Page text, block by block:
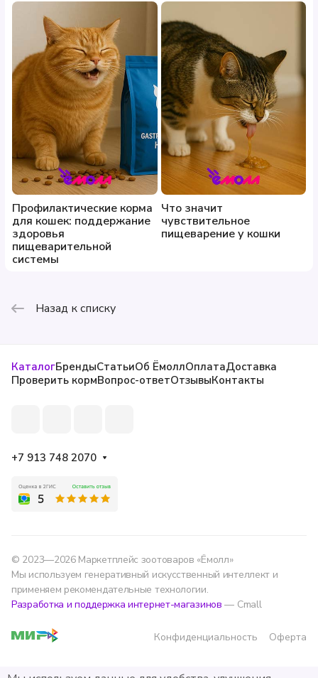
Профилактические корма
для кошек: поддержание
здоровья
пищеварительной
системы
Что значит
чувствительное
пищеварение у кошки
Назад к списку
КаталогБрендыСтатьиОб ЁмоллОплатаДоставка
Проверить кормВопрос-ответОтзывыКонтакты
+7 913 748 2070
© 2023—2026 Маркетплейс зоотоваров «Ёмолл»
Мы используем генеративный искусственный интеллект и
применяем рекомендательные технологии.
Разработка и поддержка интернет-магазинов — Cmall
Конфиденциальность Оферта